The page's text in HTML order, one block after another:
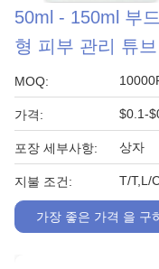
50ml - 150ml 부
형 피부 관리 튜브
MOQ:
가격: $0.1-
포장 세부사항: 상자
지불 조건: T/T,L/
가장 좋은 가격 을 구